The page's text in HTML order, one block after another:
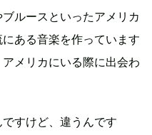
ルースといったアメリカ
ある音楽を作っています
メリカにいる際に出会わ
すけど、違うんです